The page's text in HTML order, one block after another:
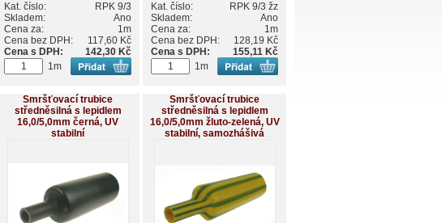
Kat. číslo:
RPK 9/3
Skladem:
Ano
Cena za:
1m
Cena bez DPH:
117,60 Kč
Cena s DPH:
142,30 Kč
1m
Kat. číslo:
RPK 9/3 žz
Skladem:
Ano
Cena za:
1m
Cena bez DPH:
128,19 Kč
Cena s DPH:
155,11 Kč
1m
Smršťovací trubice
středněsilná s lepidlem
16,0/5,0mm černá, UV
stabilní
Smršťovací trubice
středněsilná s lepidlem
16,0/5,0mm žluto-zelená, UV
stabilní, samozhášivá